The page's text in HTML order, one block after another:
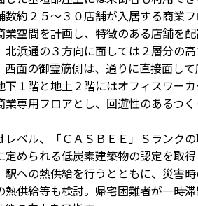
約２５～３０店舗が入居する商業
空間を計画し、特徴のある店舗を
浜通の３方向に面しては２層分の
面の御霊筋側は、通りに直接面して
１階と地上２階にはオフィスワー
専用フロアとし、回遊性のあるつ
ベル、「ＣＡＳＢＥＥ」Ｓランク
定められる低炭素建築物の認定を取
への熱供給を行うとともに、災害
供給等も検討。帰宅困難者が一時